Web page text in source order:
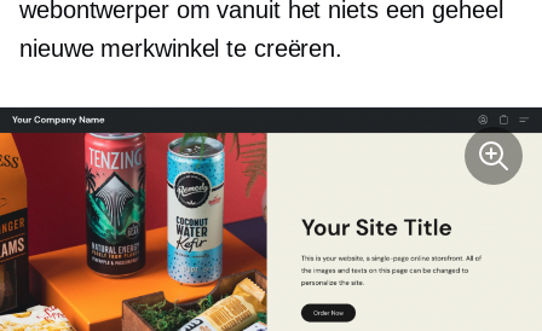
webontwerper om vanuit het niets een geheel
nieuwe merkwinkel te creëren.